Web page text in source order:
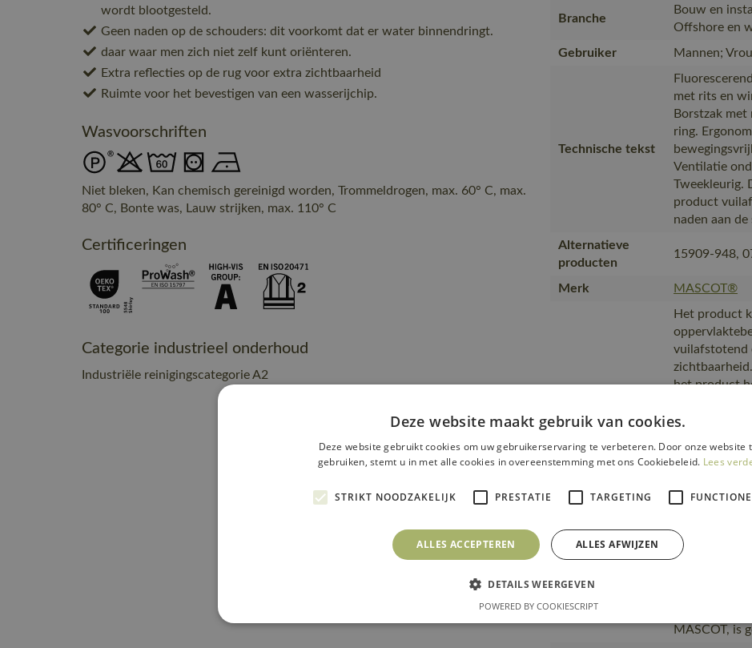
wordt blootgesteld.
Geen naden op de schouders: dit voorkomt dat er water binnendringt.
daar waar men zich niet zelf kunt oriënteren.
Extra reflecties op de rug voor extra zichtbaarheid
Ruimte voor het bevestigen van een wasserijchip.
Wasvoorschriften
Niet bleken, Kan chemisch gereinigd worden, Trommeldrogen, max. 60° C, max.
80° C, Bonte was, Lauw strijken, max. 110° C
Certificeringen
Categorie industrieel onderhoud
Industriële reinigingscategorie A2
Branche
Bouw en
Offshore en
Gebruiker
Mannen;
Technische tekst
met rits en
Borstzak
ring.
Ventilatie
Tweekleurig.
product
naden aan
Alternatieve
producten
15909-948,
Merk MASCOT®
Het product
vuilafstotend
het product
Geen naden
water
oriënteren.,
Fitting
00781-380,
Van
zendingen
MASCOT, is
Deze website maakt gebruik van cookies.
Deze website gebruikt cookies om uw gebruikerservaring te verbeteren. Door onze website
gebruiken, stemt u in met alle cookies in overeenstemming met ons Cookiebeleid. Lees
STRIKT NOODZAKELIJK PRESTATIE TARGETING
ALLES ACCEPTEREN ALLES AFWIJZEN
DETAILS WEERGEVEN
POWERED BY COOKIESCRIPT